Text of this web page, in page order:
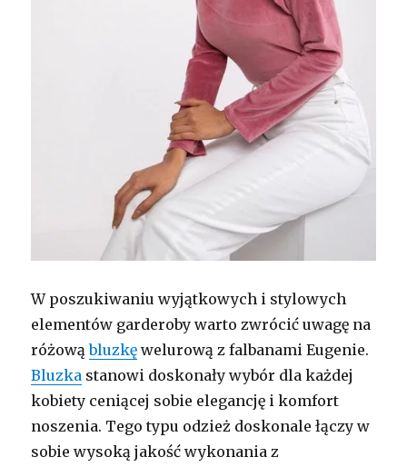
W poszukiwaniu wyjątkowych i stylowych
elementów garderoby warto zwrócić uwagę na
różowąbluzkę welurową z falbanami Eugenie.
Bluzka stanowi doskonały wybór dla każdej
kobiety ceniącej sobie elegancję i komfort
noszenia. Tego typu odzież doskonale łączy w
sobie wysoką jakość wykonania z